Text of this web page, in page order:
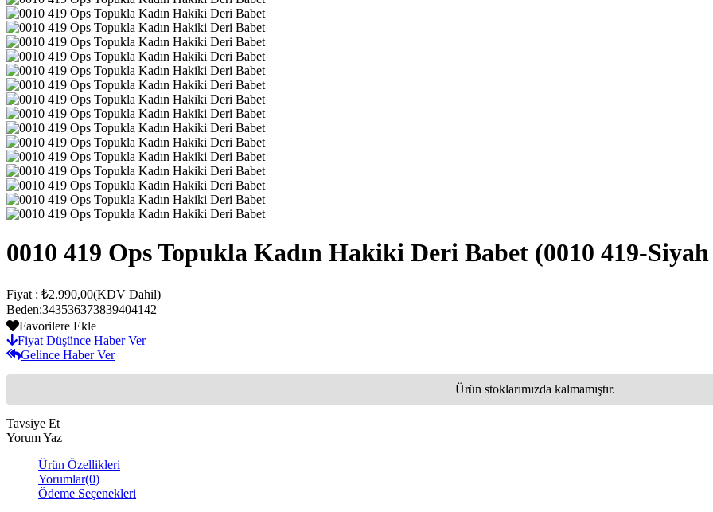
0010 419 Ops Topukla Kadın Hakiki Deri Babet (0010 419-
Fiyat : ₺2.990,00(KDV Dahil)
Beden:343536373839404142
Favorilere Ekle
Fiyat Düşünce Haber Ver
Gelince Haber Ver
Ürün stoklarımızda kalmamıştır.
Tavsiye Et
Yorum Yaz
Ürün Özellikleri
Yorumlar(0)
Ödeme Seçenekleri